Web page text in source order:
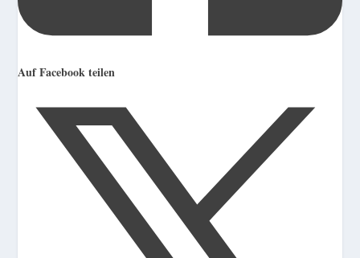
Auf Facebook teilen